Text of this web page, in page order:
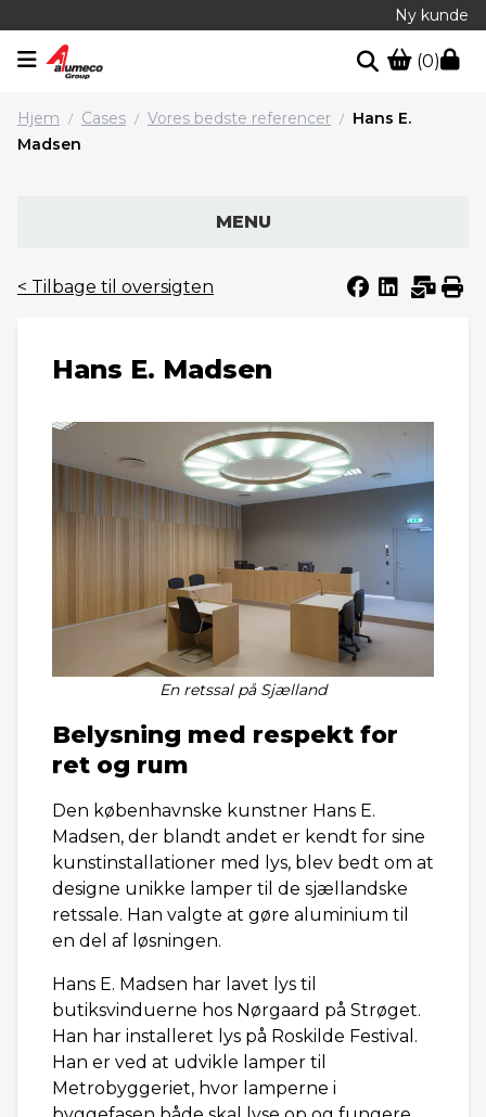
Ny kunde
(0)
Hjem / Cases / Vores bedste referencer / Hans E.
Madsen
MENU
< Tilbage til oversigten
Hans E. Madsen
En retssal på Sjælland
Belysning med respekt for
ret og rum
Den københavnske kunstner Hans E.
Madsen, der blandt andet er kendt for sine
kunstinstallationer med lys, blev bedt om at
designe unikke lamper til de sjællandske
retssale. Han valgte at gøre aluminium til
en del af løsningen.
Hans E. Madsen har lavet lys til
butiksvinduerne hos Nørgaard på Strøget.
Han har installeret lys på Roskilde Festival.
Han er ved at udvikle lamper til
Metrobyggeriet, hvor lamperne i